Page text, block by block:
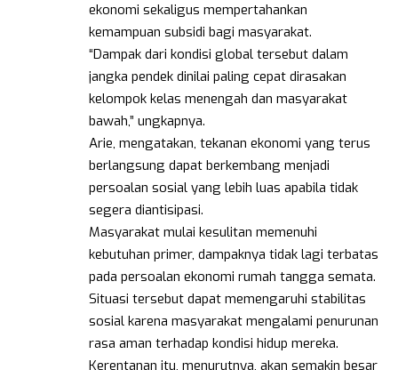
ekonomi sekaligus mempertahankan
kemampuan subsidi bagi masyarakat.
“Dampak dari kondisi global tersebut dalam
jangka pendek dinilai paling cepat dirasakan
kelompok kelas menengah dan masyarakat
bawah,” ungkapnya.
Arie, mengatakan, tekanan ekonomi yang terus
berlangsung dapat berkembang menjadi
persoalan sosial yang lebih luas apabila tidak
segera diantisipasi.
Masyarakat mulai kesulitan memenuhi
kebutuhan primer, dampaknya tidak lagi terbatas
pada persoalan ekonomi rumah tangga semata.
Situasi tersebut dapat memengaruhi stabilitas
sosial karena masyarakat mengalami penurunan
rasa aman terhadap kondisi hidup mereka.
Kerentanan itu, menurutnya, akan semakin besar